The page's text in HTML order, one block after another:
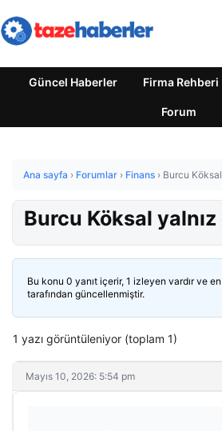
Güncel Haberler Firma Rehberi
Forum
Ana sayfa › Forumlar › Finans › Burcu
Burcu Köksal
Bu konu 0 yanıt içerir, 1 izleyen vardır ve
tarafından güncellenmiştir.
1 yazı görüntüleniyor (toplam 1)
Mayıs 10, 2026: 5:54 pm